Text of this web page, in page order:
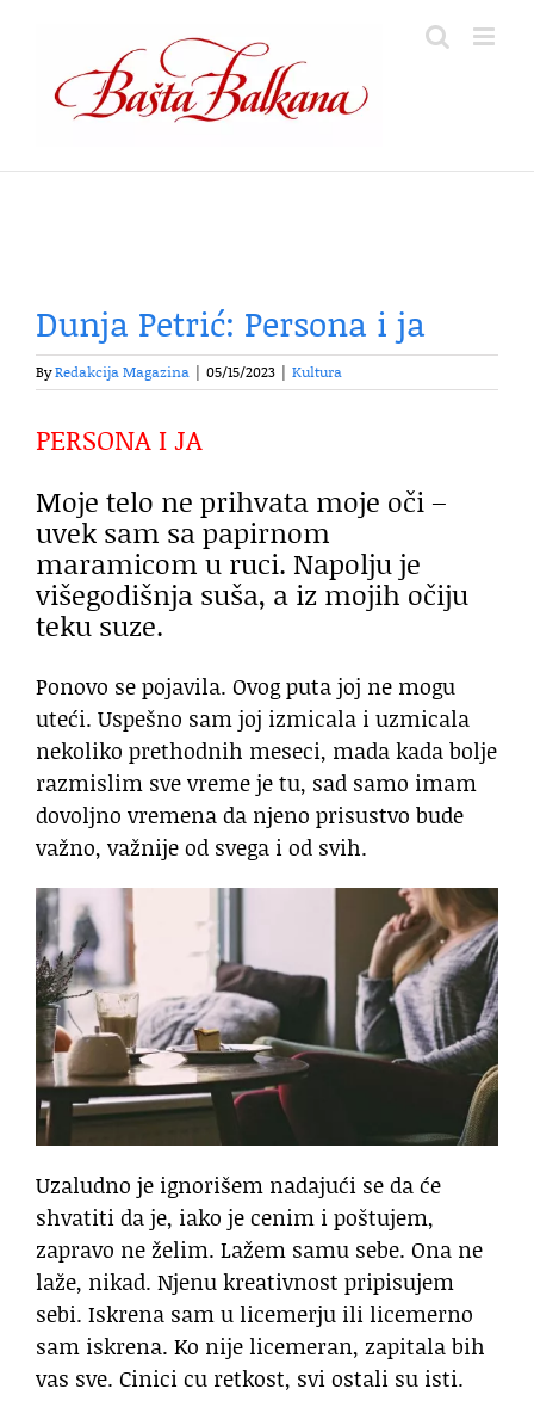
content
Dunja Petrić: Persona i ja
ByRedakcija Magazina 05/15/2023 Kultura
PERSONA I JA
Moje telo ne prihvata moje oči –
uvek sam sa papirnom
maramicom u ruci. Napolju je
višegodišnja suša, a iz mojih očiju
teku suze.
Ponovo se pojavila. Ovog puta joj ne mogu
uteći. Uspešno sam joj izmicala i uzmicala
nekoliko prethodnih meseci, mada kada bolje
razmislim sve vreme je tu, sad samo imam
dovoljno vremena da njeno prisustvo bude
važno, važnije od svega i od svih.
Uzaludno je ignorišem nadajući se da će
shvatiti da je, iako je cenim i poštujem,
zapravo ne želim. Lažem samu sebe. Ona ne
laže, nikad. Njenu kreativnost pripisujem
sebi. Iskrena sam u licemerju ili licemerno
sam iskrena. Ko nije licemeran, zapitala bih
vas sve. Cinici cu retkost, svi ostali su isti.